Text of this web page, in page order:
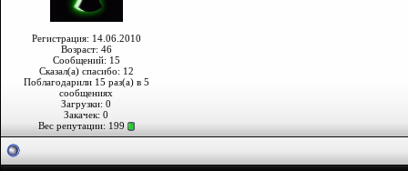
Регистрация: 14.06.2010
Возраст: 46
Сообщений: 15
Сказал(а) спасибо: 12
Поблагодарили 15 раз(а) в 5
сообщениях
Загрузки: 0
Закачек: 0
Вес репутации: 199